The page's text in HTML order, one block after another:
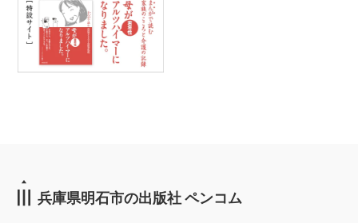
兵庫県明石市の出版社 ペンコム